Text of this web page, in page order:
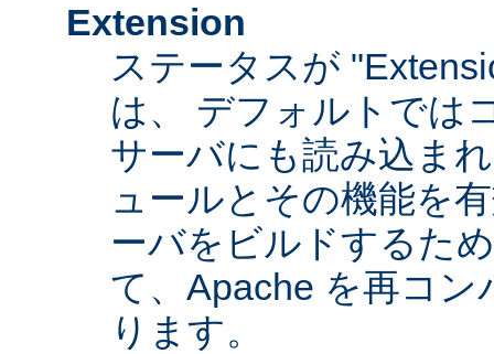
Extension
ステータスが
は、 デフォルトでは
サーバにも読み込ま
ュールとその機能を
ーバをビルドするた
て、Apache を再コ
ります。